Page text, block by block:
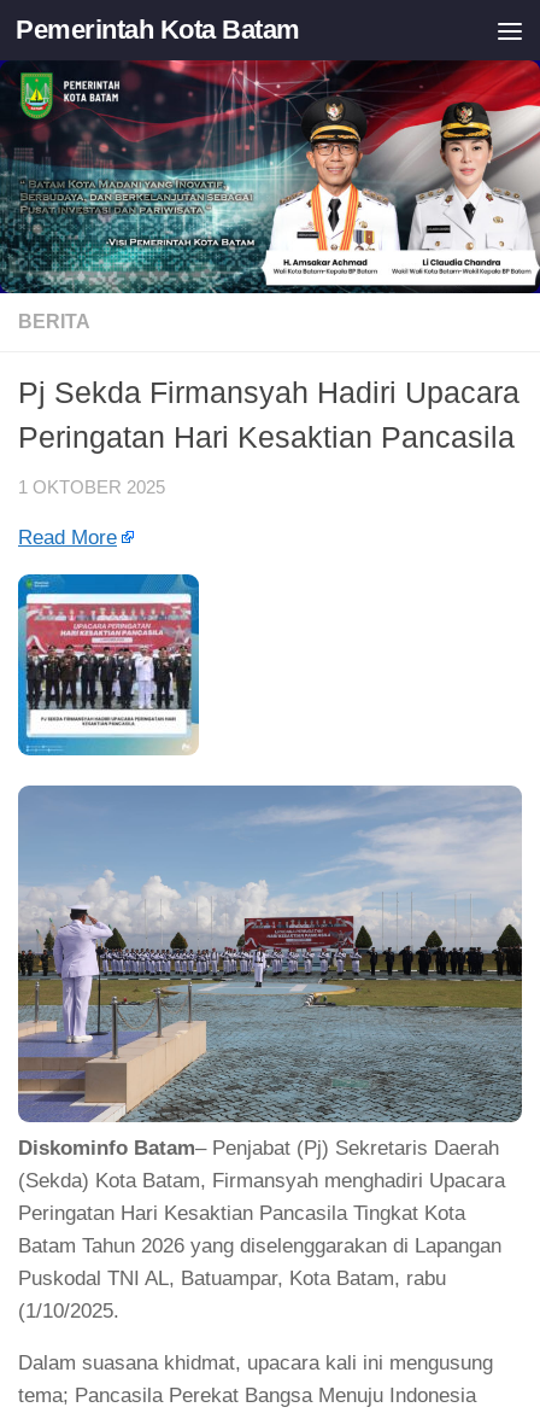
Skip to content
Pemerintah Kota Batam
BERITA
Pj Sekda Firmansyah Hadiri Upacara
Peringatan Hari Kesaktian Pancasila
1 OKTOBER 2025
Read More
Diskominfo Batam– Penjabat (Pj) Sekretaris Daerah
(Sekda) Kota Batam, Firmansyah menghadiri Upacara
Peringatan Hari Kesaktian Pancasila Tingkat Kota
Batam Tahun 2026 yang diselenggarakan di Lapangan
Puskodal TNI AL, Batuampar, Kota Batam, rabu
(1/10/2025.
Dalam suasana khidmat, upacara kali ini mengusung
tema; Pancasila Perekat Bangsa Menuju Indonesia